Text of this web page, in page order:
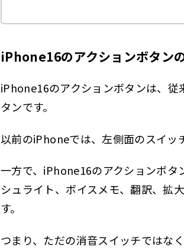
iPhone16のアクションボタン
iPhone16のアクションボタンは、
タンです。
以前のiPhoneでは、左側面のスイッ
一方で、iPhone16のアクションボタ
シュライト、ボイスメモ、翻訳、拡
す。
つまり、ただの消音スイッチではな
3 この記事を書いた人